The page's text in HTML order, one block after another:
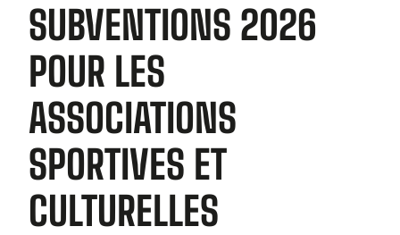
SUBVENTIONS 2026
POUR LES
ASSOCIATIONS
SPORTIVES ET
CULTURELLES